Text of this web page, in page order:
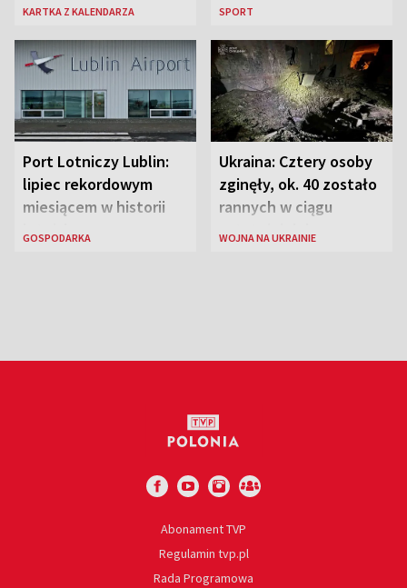
KARTKA Z KALENDARZA SPORT
Port Lotniczy Lublin:
lipiec rekordowym
miesiącem w historii
lotniska
GOSPODARKA
Ukraina: Cztery osoby
zginęły, ok. 40 zostało
rannych w ciągu
ostatniej doby w
WOJNA NA UKRAINIE
Abonament TVP
Regulamin tvp.pl
Rada Programowa